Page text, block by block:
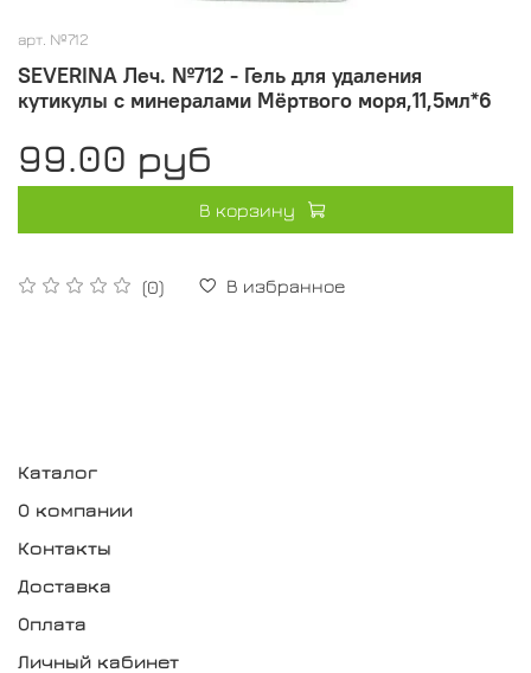
арт. №712
SEVERINA Леч. №712 - Гель для удаления
кутикулы с минералами Мёртвого моря,11,5мл*6
(0) В избранное
99.00 руб
В корзину
Каталог
О компании
Контакты
Доставка
Оплата
Личный кабинет